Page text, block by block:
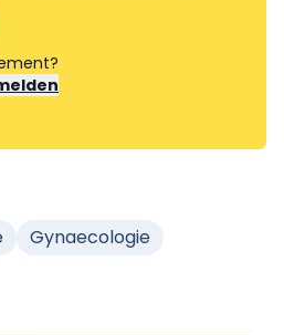
Gynaecologie